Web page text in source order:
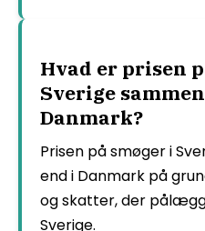
Hvad er prisen
Sverige
Danmark?
Prisen på smøger i
end i Danmark på
og skatter, der
Sverige.